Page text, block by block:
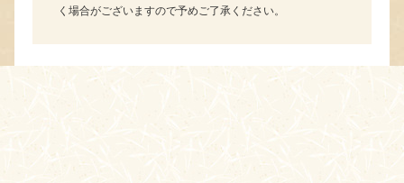
く場合がございますので予めご了承ください。